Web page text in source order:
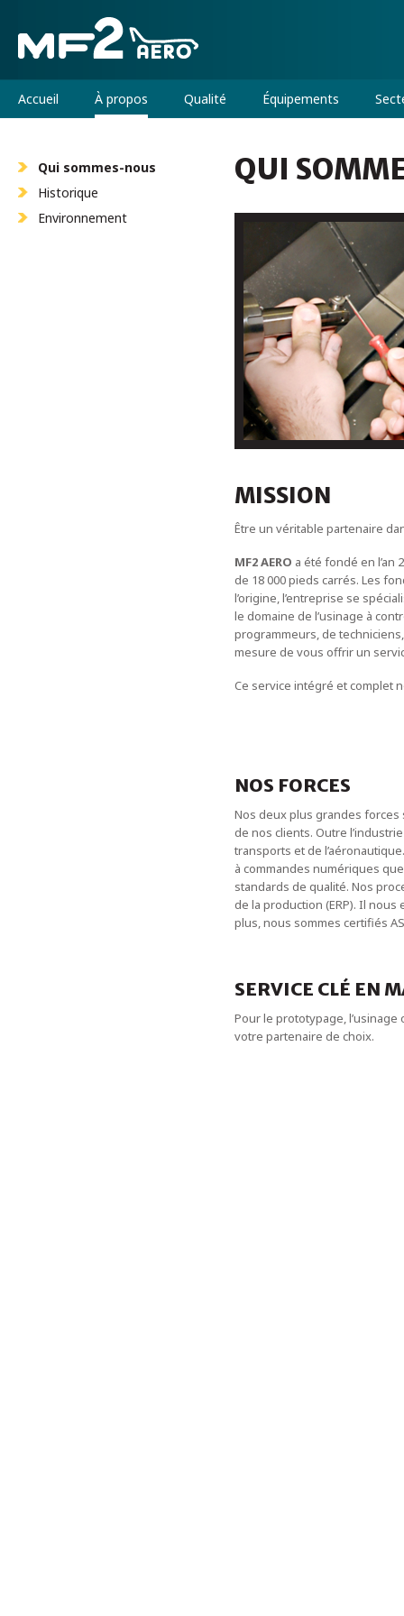
Accueil À propos Qualité Équipements
Qui sommes-nous
Historique
Environnement
QUI
MISSION
Être un véritable partenaire
MF2 AERO a été fondé en
de 18 000 pieds carrés. Les
l’origine, l’entreprise se
le domaine de l’usinage à
programmeurs, de
mesure de vous offrir un
Ce service intégré et complet
NOS FORCES
Nos deux plus grandes
de nos clients. Outre
transports et de
à commandes numériques
standards de qualité. Nos
de la production (ERP). Il
plus, nous sommes certifiés
SERVICE CLÉ EN
Pour le prototypage,
votre partenaire de choix.